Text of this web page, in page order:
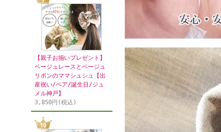
【親子お揃いプレゼント】
ベージュレースとベージュ
リボンのママシュシュ【出
産祝い/ペア/誕生日/ジュ
メル神戸】
3,850円(税込)